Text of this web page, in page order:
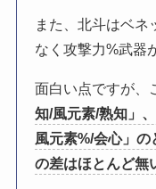
また、北斗はベネ
なく攻撃力%武器
面白い点ですが、
知/風元素/熟知」
風元素%/会心」
の差はほとんど無